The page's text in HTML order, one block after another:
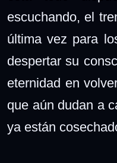
escuchando, el
última vez para
despertar su
eternidad en
que aún dudan a
ya están